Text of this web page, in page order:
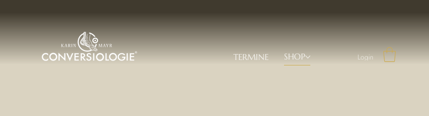
TERMINE SHOP Login